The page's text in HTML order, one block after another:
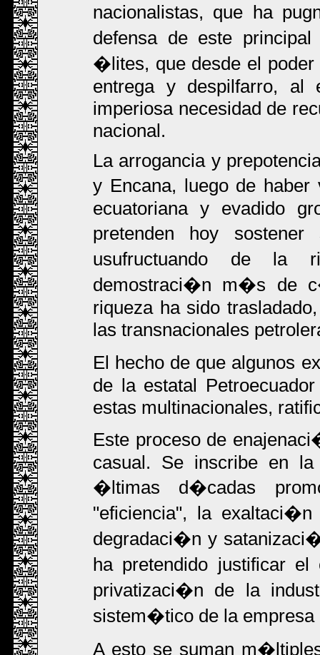
nacionalistas, que ha
defensa de este
�lites, que desde el
entrega y despilfarro, al
imperiosa necesidad de
nacional.
La arrogancia y
y Encana, luego de
ecuatoriana y evadido
pretenden hoy
usufructuando de la
demostraci�n m�s de
riqueza ha sido
las transnacionales
El hecho de que algunos
de la estatal
estas multinacionales,
Este proceso de
casual. Se inscribe en
�ltimas d�cadas
"eficiencia", la
degradaci�n y
ha pretendido justificar
privatizaci�n de la
sistem�tico de la empresa
A esto se suman